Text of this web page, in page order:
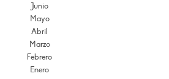
Junio
Mayo
Abril
Marzo
Febrero
Enero